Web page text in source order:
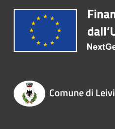
Comune di Leivi